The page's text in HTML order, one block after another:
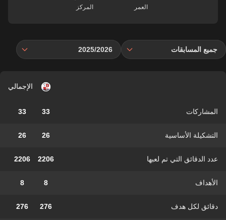
العمر المركز
جميع المسابقات 2025/2026
الإجمالي
المشاركات 33
33
التشكيلة الأساسية 26
26
عدد الدقائق التي تم لعبها 2206
2206
الأهداف 8
8
دقائق لكل هدف 276
276